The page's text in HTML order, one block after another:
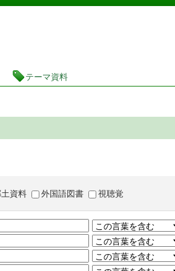
茨城県立図書館 蔵書検索・予約システム
テーマ資料
資料 外国語図書 視聴覚